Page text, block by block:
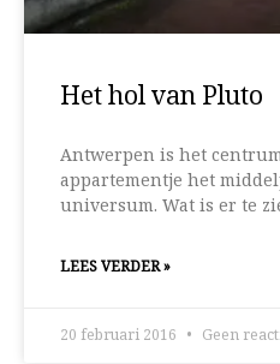
Het hol van Pluto
Antwerpen is het
appartementje het
universum. Wat is er te
LEES VERDER »
20 februari 2016 Geen